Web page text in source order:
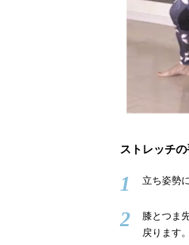
ストレッチ
1 立ち姿勢
2
膝とつま
戻ります